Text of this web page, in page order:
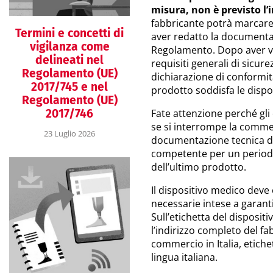
Termini e concetti di
vigilanza come
delineati nel
Regolamento (UE)
2017/745 e nel
Regolamento (UE)
2017/746
23 Luglio 2026
misura, non è previsto
fabbricante potrà
aver redatto la
Regolamento. Dopo
requisiti generali di
dichiarazione di
prodotto soddisfa le
Fate attenzione perché
se si interrompe la
documentazione tecnica
competente per un
dell’ultimo prodotto.
Il dispositivo medico
necessarie intese a
Sull’etichetta del
l’indirizzo completo del
commercio in Italia,
lingua italiana.